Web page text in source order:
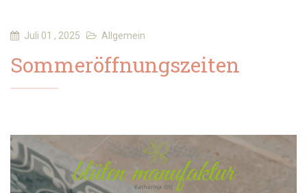
Juli 01 , 2025 Allgemein
Sommeröffnungszeiten